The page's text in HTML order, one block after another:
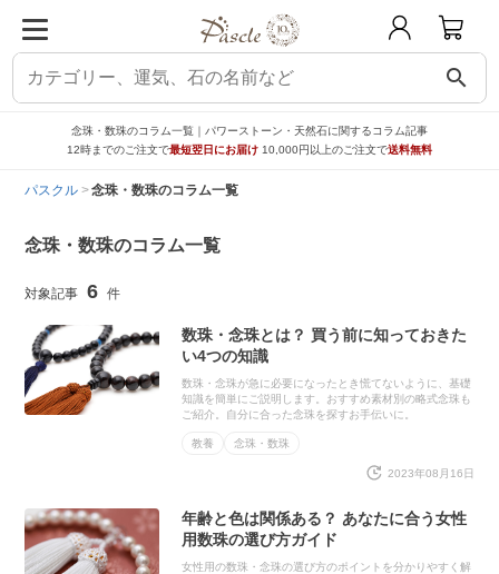
search
念珠・数珠のコラム一覧｜パワーストーン・天然石に関するコラム記事
12時までのご注文で最短翌日にお届け 10,000円以上のご注文で送料無料
パスクル 念珠・数珠のコラム一覧
念珠・数珠のコラム一覧
6
数珠・念珠とは？ 買う前に知っておきた
い4つの知識
数珠・念珠が急に必要になったとき慌てないように、基礎
知識を簡単にご説明します。おすすめ素材別の略式念珠も
ご紹介。自分に合った念珠を探すお手伝いに。
教養 念珠・数珠
2023年08月16日
年齢と色は関係ある？ あなたに合う女性
用数珠の選び方ガイド
女性用の数珠・念珠の選び方のポイントを分かりやすく解